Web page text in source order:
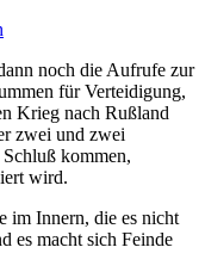
noch die Aufrufe zur
für Verteidigung,
Krieg nach Rußland
zwei und zwei
kommen,
wird.
im Innern, die es nicht
es macht sich Feinde